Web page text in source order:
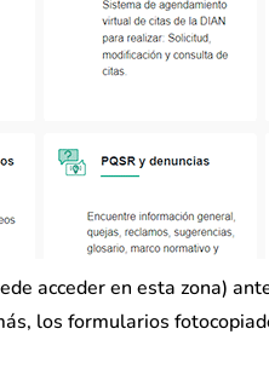
acceder en esta zona)
los formularios